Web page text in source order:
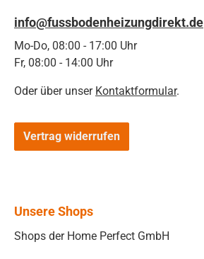
info@fussbodenheizungdirekt.de
Mo-Do, 08:00 - 17:00 Uhr
Fr, 08:00 - 14:00 Uhr
Oder über unser Kontaktformular.
Vertrag widerrufen
Unsere Shops
Shops der Home Perfect GmbH